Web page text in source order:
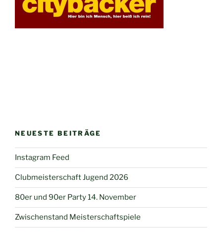
NEUESTE BEITRÄGE
Instagram Feed
Clubmeisterschaft Jugend 2026
80er und 90er Party 14. November
Zwischenstand Meisterschaftspiele